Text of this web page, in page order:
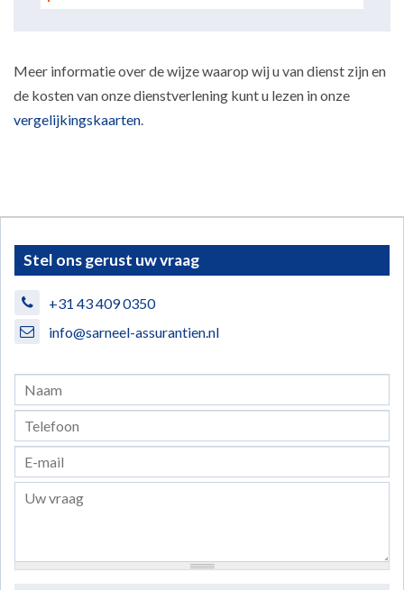
Meer informatie over de wijze waarop wij u van dienst zijn en
de kosten van onze dienstverlening kunt u lezen in onze
vergelijkingskaarten.
Stel ons gerust uw vraag
+31 43 409 0350
info@sarneel-assurantien.nl